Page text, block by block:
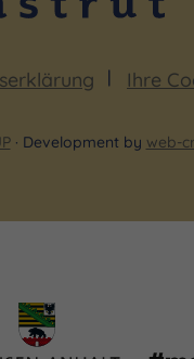
Ihre
· Development by web-